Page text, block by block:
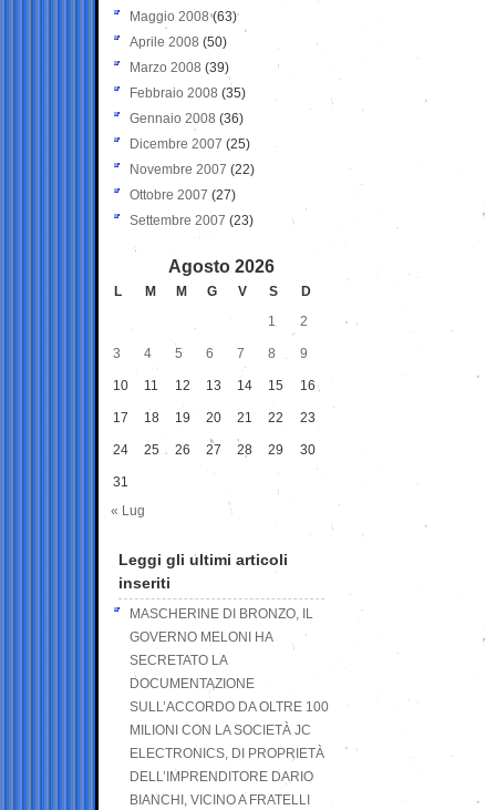
Maggio 2008(63)
Aprile 2008 (50)
Marzo 2008 (39)
Febbraio 2008 (35)
Gennaio 2008 (36)
Dicembre 2007 (25)
Novembre 2007 (22)
Ottobre 2007 (27)
Settembre 2007 (23)
Agosto 2026
L M M G V S
D
1
2
3 4 5 6 7 8 9
10 11 12 13 14 15 16
17 18 19 20 21 22 23
24 25 26 27 28 29 30
31
« Lug
Leggi gli ultimi articoli
inseriti
MASCHERINE DI BRONZO, IL
GOVERNO MELONI HA
SECRETATO LA
DOCUMENTAZIONE
SULL’ACCORDO DA OLTRE 100
MILIONI CON LA SOCIETÀ JC
ELECTRONICS, DI PROPRIETÀ
DELL’IMPRENDITORE DARIO
BIANCHI, VICINO A FRATELLI